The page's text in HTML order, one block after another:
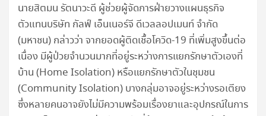
นายสิตมน รัตนาวะดี ผู้ช่วยผู้จัดการฝ่ายวางแผนธุรกิจ
ตัวแทนบริษัท กัลฟ์ เอ็นเนอร์จี ดีเวลลอปเมนท์ จำกัด
(มหาชน) กล่าวว่า จากยอดผู้ติดเชื้อโควิด-19 ที่เพิ่มสูงขึ้นต่อ
เนื่อง มีผู้ป่วยจำนวนมากที่อยู่ระหว่างการแยกรักษาตัวเองที่
บ้าน (Home Isolation) หรือแยกรักษาตัวในชุมชน
(Community Isolation) บางกลุ่มอาจอยู่ระหว่างรอเตียง
ซึ่งหลายคนอาจยังไม่มีความพร้อมเรื่องยาและอุปกรณ์ในการ